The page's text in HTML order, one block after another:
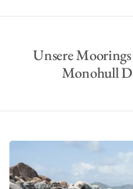
Unsere
Monohull